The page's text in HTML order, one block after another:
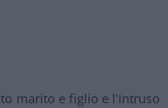
marito e figlio e l’intruso